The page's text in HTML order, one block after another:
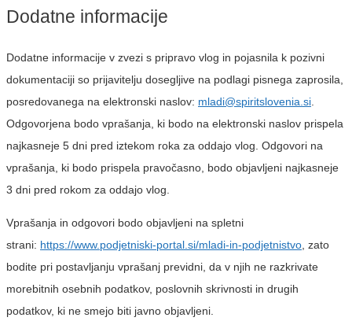
Dodatne informacije
Dodatne informacije v zvezi s pripravo vlog in pojasnila k pozivni
dokumentaciji so prijavitelju dosegljive na podlagi pisnega zaprosila,
posredovanega na elektronski naslov: mladi@spiritslovenia.si
Odgovorjena bodo vprašanja, ki bodo na elektronski naslov prispela
najkasneje 5 dni pred iztekom roka za oddajo vlog. Odgovori na
vprašanja, ki bodo prispela pravočasno, bodo objavljeni najkasneje
3 dni pred rokom za oddajo vlog.
Vprašanja in odgovori bodo objavljeni na spletni
strani: https://www.podjetniski-portal.si/mladi-in-podjetnistvo , zato
bodite pri postavljanju vprašanj previdni, da v njih ne razkrivate
morebitnih osebnih podatkov, poslovnih skrivnosti in drugih
podatkov, ki ne smejo biti javno objavljeni.